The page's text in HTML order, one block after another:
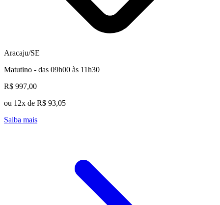
Aracaju/SE
Matutino - das 09h00 às 11h30
R$ 997,00
ou 12x de R$ 93,05
Saiba mais